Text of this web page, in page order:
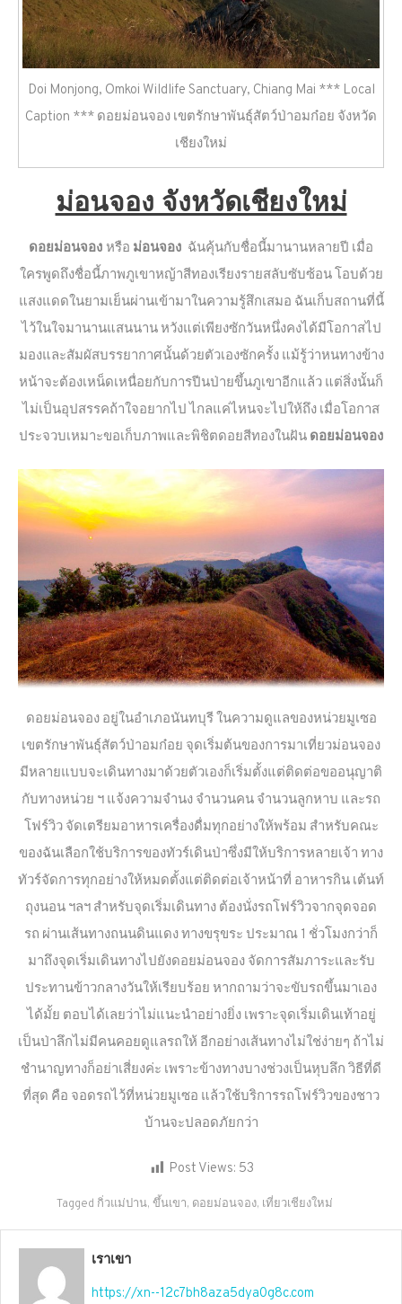
Doi Monjong, Omkoi Wildlife Sanctuary, Chiang Mai *** Local
Caption *** ดอยม่อนจอง เขตรักษาพันธุ์สัตว์ป่าอมก๋อย จังหวัด
เชียงใหม่
ม่อนจอง จังหวัดเชียงใหม่
ดอยม่อนจอง หรือ ม่อนจอง ฉันคุ้นกับชื่อนี้มานานหลายปี เมื่อ
ใครพูดถึงชื่อนี้ภาพภูเขาหญ้าสีทองเรียงรายสลับซับซ้อน โอบด้วย
แสงแดดในยามเย็นผ่านเข้ามาในความรู้สึกเสมอ ฉันเก็บสถานที่นี้
ไว้ในใจมานานแสนนาน หวังแต่เพียงซักวันหนึ่งคงได้มีโอกาสไป
มองและสัมผัสบรรยากาศนั้นด้วยตัวเองซักครั้ง แม้รู้ว่าหนทางข้าง
หน้าจะต้องเหน็ดเหนื่อยกับการปีนป่ายขึ้นภูเขาอีกแล้ว แต่สิ่งนั้นก็
ไม่เป็นอุปสรรคถ้าใจอยากไป ไกลแค่ไหนจะไปให้ถึง เมื่อโอกาส
ประจวบเหมาะขอเก็บภาพและพิชิตดอยสีทองในฝัน ดอยม่อนจอง
ดอยม่อนจอง อยู่ในอำเภอนันทบุรี ในความดูแลของหน่วยมูเซอ
เขตรักษาพันธุ์สัตว์ป่าอมก๋อย จุดเริ่มต้นของการมาเที่ยวม่อนจอง
มีหลายแบบจะเดินทางมาด้วยตัวเองก็เริ่มตั้งแต่ติดต่อขออนุญาติ
กับทางหน่วย ฯ แจ้งความจำนง จำนวนคน จำนวนลูกหาบ และรถ
โฟร์วิว จัดเตรียมอาหารเครื่องดื่มทุกอย่างให้พร้อม สำหรับคณะ
ของฉันเลือกใช้บริการของทัวร์เดินป่าซึ่งมีให้บริการหลายเจ้า ทาง
ทัวร์จัดการทุกอย่างให้หมดตั้งแต่ติดต่อเจ้าหน้าที่ อาหารกิน เต้นท์
ถุงนอน ฯลฯ สำหรับจุดเริ่มเดินทาง ต้องนั่งรถโฟร์วิวจากจุดจอด
รถ ผ่านเส้นทางถนนดินแดง ทางขรุขระ ประมาณ 1 ชั่วโมงกว่าก็
มาถึงจุดเริ่มเดินทางไปยังดอยม่อนจอง จัดการสัมภาระและรับ
ประทานข้าวกลางวันให้เรียบร้อย หากถามว่าจะขับรถขึ้นมาเอง
ได้มั้ย ตอบได้เลยว่าไม่แนะนำอย่างยิ่ง เพราะจุดเริ่มเดินเท้าอยู่
เป็นป่าลึกไม่มีคนคอยดูแลรถให้ อีกอย่างเส้นทางไม่ใช่ง่ายๆ ถ้าไม่
ชำนาญทางก็อย่าเสี่ยงค่ะ เพราะข้างทางบางช่วงเป็นหุบลึก วิธีที่ดี
ที่สุด คือ จอดรถไว้ที่หน่วยมูเซอ แล้วใช้บริการรถโฟร์วิวของชาว
บ้านจะปลอดภัยกว่า
Post Views: 53
Tagged กิ่วแม่ปาน, ขึ้นเขา, ดอยม่อนจอง, เที่ยวเชียงใหม่
เราเขา
https://xn--12c7bh8aza5dya0g8c.com